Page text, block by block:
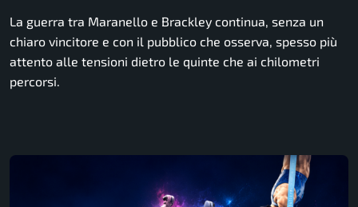
La guerra tra Maranello e Brackley continua, senza un
chiaro vincitore e con il pubblico che osserva, spesso più
attento alle tensioni dietro le quinte che ai chilometri
percorsi.